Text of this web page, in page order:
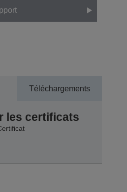
Téléchargements
les certificats